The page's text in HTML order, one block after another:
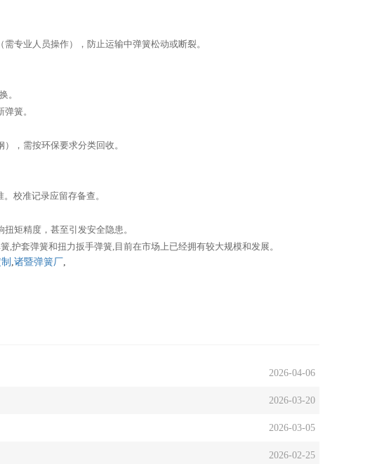
专业人员操作），防止运输中弹簧松动或断裂。
。
簧。
，需按环保要求分类回收。
校准记录应留存备查。
矩精度，甚至引发安全隐患。
护套弹簧和扭力扳手弹簧,目前在市场上已经拥有较大规模和发展。
,诸暨弹簧厂,
2026-04-06
2026-03-20
2026-03-05
2026-02-25